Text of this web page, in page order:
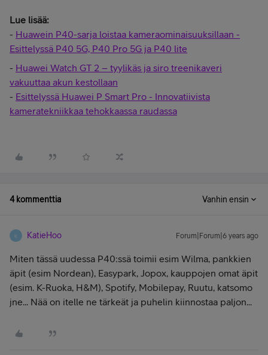
Lue lisää:
- Huawein P40-sarja loistaa kameraominaisuuksillaan -
Esittelyssä P40 5G, P40 Pro 5G ja P40 lite
- Huawei Watch GT 2 – tyylikäs ja siro treenikaveri
vakuuttaa akun kestollaan
- Esittelyssä Huawei P Smart Pro - Innovatiivista
kameratekniikkaa tehokkaassa raudassa
4 kommenttia Vanhin ensin
K KatieHoo Forum|Forum|6 years ago
Miten tässä uudessa P40:ssä toimii esim Wilma, pankkien
äpit (esim Nordean), Easypark, Jopox, kauppojen omat äpit
(esim. K-Ruoka, H&M), Spotify, Mobilepay, Ruutu, katsomo
jne... Nää on itelle ne tärkeät ja puhelin kiinnostaa paljon...